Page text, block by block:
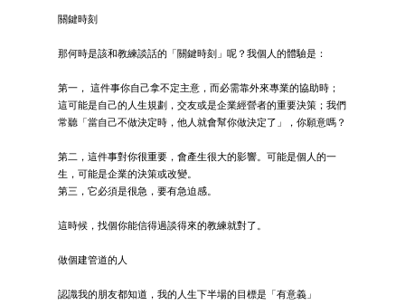
關鍵時刻
那何時是該和教練談話的「關鍵時刻」呢？我個人的體驗是：
第一， 這件事你自己拿不定主意，而必需靠外來專業的協助時；
這可能是自己的人生規劃，交友或是企業經營者的重要決策；我們
常聽「當自己不做決定時，他人就會幫你做決定了」，你願意嗎？
第二，這件事對你很重要，會產生很大的影響。可能是個人的一
生，可能是企業的決策或改變。
第三，它必須是很急，要有急迫感。
這時候，找個你能信得過談得來的教練就對了。
做個建管道的人
認識我的朋友都知道，我的人生下半場的目標是「有意義」